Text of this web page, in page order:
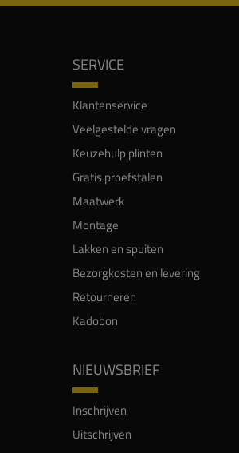
SERVICE
Klantenservice
Veelgestelde vragen
Keuzehulp plinten
Gratis proefstalen
Maatwerk
Montage
Lakken en spuiten
Bezorgkosten en levering
Retourneren
Kadobon
NIEUWSBRIEF
Inschrijven
Uitschrijven